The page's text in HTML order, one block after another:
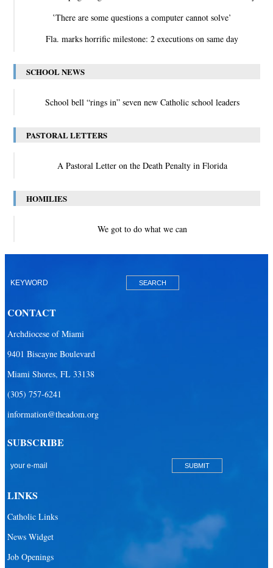
‛There are some questions a computer cannot solve’
Fla. marks horrific milestone: 2 executions on same day
SCHOOL NEWS
School bell “rings in” seven new Catholic school leaders
PASTORAL LETTERS
A Pastoral Letter on the Death Penalty in Florida
HOMILIES
We got to do what we can
CONTACT
Archdiocese of Miami
9401 Biscayne Boulevard
Miami Shores, FL 33138
(305) 757-6241
information@theadom.org
SUBSCRIBE
LINKS
Catholic Links
News Widget
Job Openings